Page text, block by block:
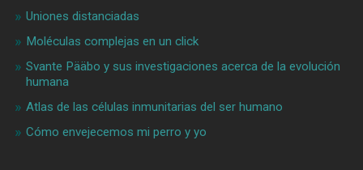
Uniones distanciadas
Moléculas complejas en un click
Svante Pääbo y sus investigaciones acerca de la evolución
humana
Atlas de las células inmunitarias del ser humano
Cómo envejecemos mi perro y yo